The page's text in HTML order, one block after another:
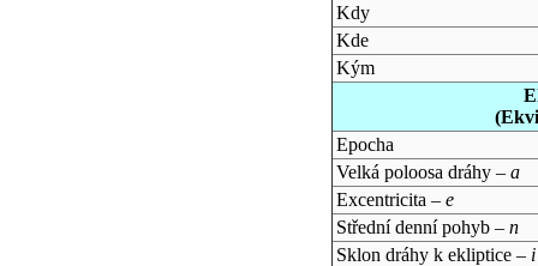
Kdy
Kde
Kým
Epocha
Velká poloosa dráhy – a
Excentricita – e
Střední denní pohyb – n
Sklon dráhy k ekliptice – i